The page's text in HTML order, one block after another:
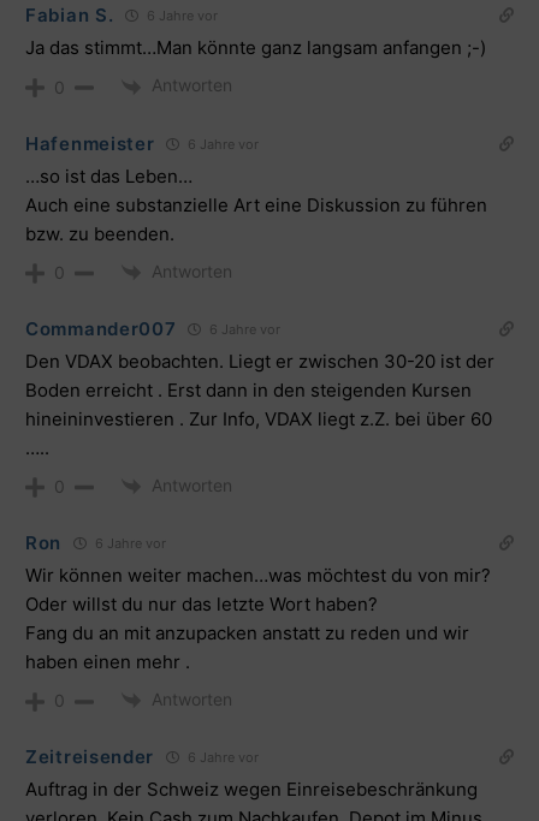
Fabian S. 6 Jahre vor
Ja das stimmt…Man könnte ganz langsam anfangen ;-)
0 Antworten
Hafenmeister 6 Jahre vor
…so ist das Leben…
Auch eine substanzielle Art eine Diskussion zu führen
bzw. zu beenden.
0 Antworten
Commander007 6 Jahre vor
Den VDAX beobachten. Liegt er zwischen 30-20 ist der
Boden erreicht . Erst dann in den steigenden Kursen
hineininvestieren . Zur Info, VDAX liegt z.Z. bei über 60
…..
0 Antworten
Ron 6 Jahre vor
Wir können weiter machen…was möchtest du von mir?
Oder willst du nur das letzte Wort haben?
Fang du an mit anzupacken anstatt zu reden und wir
haben einen mehr .
0 Antworten
Zeitreisender 6 Jahre vor
Auftrag in der Schweiz wegen Einreisebeschränkung